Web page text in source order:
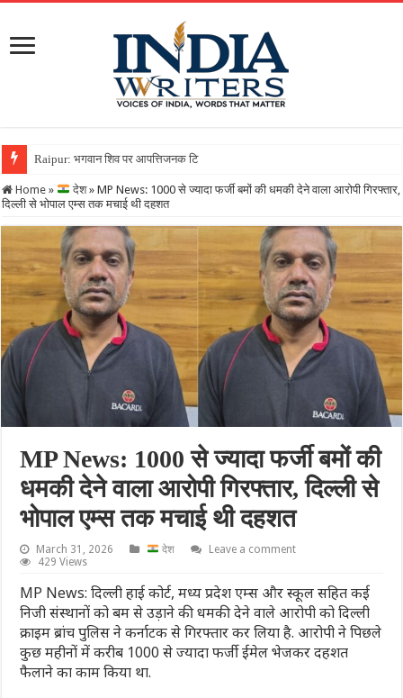
Raipur: भगवान शिव पर आपत्तिजनक टिप्पणी करना पड़ा भारी, क्रिश्चिय
Home » देश » MP News: 1000 से ज्यादा फर्जी बमों की धमकी देने वाला आरोपी गिरफ्तार,
दिल्ली से भोपाल एम्स तक मचाई थी दहशत
MP News: 1000 से ज्यादा फर्जी बमों की
धमकी देने वाला आरोपी गिरफ्तार, दिल्ली से
भोपाल एम्स तक मचाई थी दहशत
March 31, 2026 देश
Leave a comment
429 Views
MP News: दिल्ली हाई कोर्ट, मध्य प्रदेश एम्स और स्कूल सहित कई
निजी संस्थानों को बम से उड़ाने की धमकी देने वाले आरोपी को दिल्ली
क्राइम ब्रांच पुलिस ने कर्नाटक से गिरफ्तार कर लिया है. आरोपी ने पिछले
कुछ महीनों में करीब 1000 से ज्यादा फर्जी ईमेल भेजकर दहशत
फैलाने का काम किया था.